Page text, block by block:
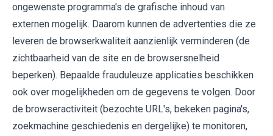
ongewenste programma's de grafische inhoud van
externen mogelijk. Daarom kunnen de advertenties die ze
leveren de browserkwaliteit aanzienlijk verminderen (de
zichtbaarheid van de site en de browsersnelheid
beperken). Bepaalde frauduleuze applicaties beschikken
ook over mogelijkheden om de gegevens te volgen. Door
de browseractiviteit (bezochte URL's, bekeken pagina's,
zoekmachine geschiedenis en dergelijke) te monitoren,